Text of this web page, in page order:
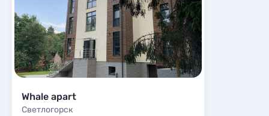
Whale apart
Светлогорск